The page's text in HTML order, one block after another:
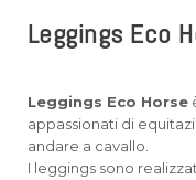
Leggings Eco
Leggings Eco Horse
appassionati di
andare a cavallo.
I leggings sono